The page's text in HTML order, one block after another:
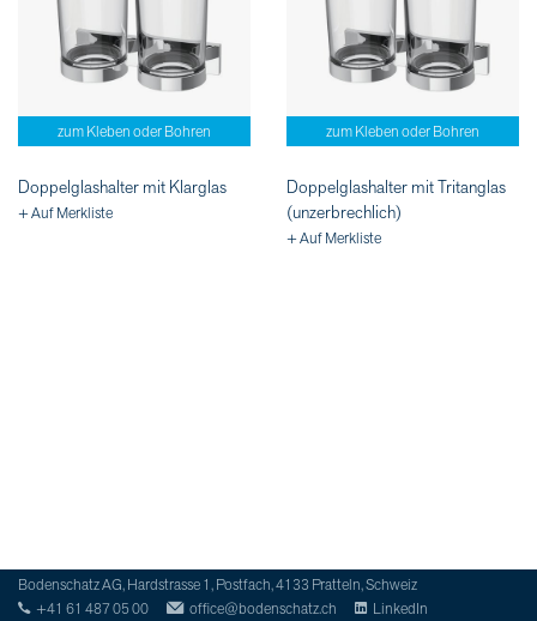
zum Kleben oder Bohren
Doppelglashalter mit Klarglas
+ Auf Merkliste
zum Kleben oder Bohren
Doppelglashalter mit Tritanglas
(unzerbrechlich)
+ Auf Merkliste
Bodenschatz AG, Hardstrasse 1, Postfach, 4133 Pratteln, Schweiz
+41 61 487 05 00
office@bodenschatz.ch LinkedIn